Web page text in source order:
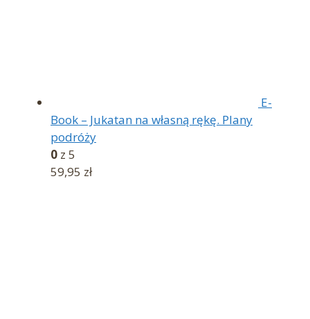
E-
Book – Jukatan na własną rękę. Plany
podróży
0 z 5
59,95 zł